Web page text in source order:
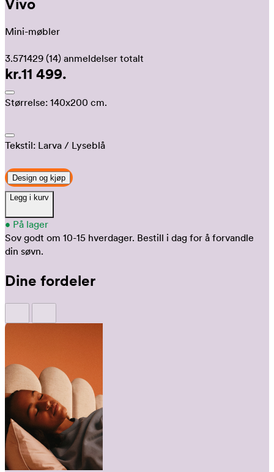
Vivo
Mini-møbler
3.571429 (14) anmeldelser totalt
kr.11 499.
Størrelse: 140x200 cm.
Tekstil: Larva / Lyseblå
Design og kjøp
Legg i kurv
• På lager
Sov godt om 10-15 hverdager. Bestill i dag for å forvandle
din søvn.
Dine fordeler